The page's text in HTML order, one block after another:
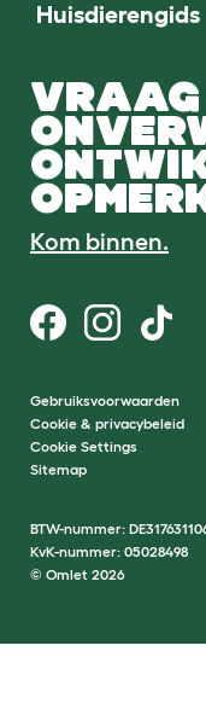
Huisdierengids
VRAAG
Kom binnen.
Gebruiksvoorwaarden
Cookie & privacybeleid
Cookie Settings
Sitemap
BTW-nummer:
KvK-nummer: 05028498
© Omlet 2026